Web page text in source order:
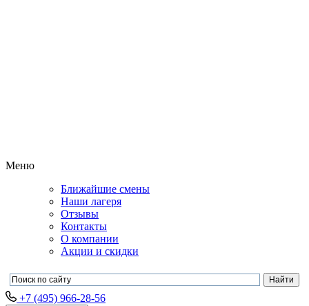
Меню
Ближайшие смены
Наши лагеря
Отзывы
Контакты
О компании
Акции и скидки
+7 (495) 966-28-56